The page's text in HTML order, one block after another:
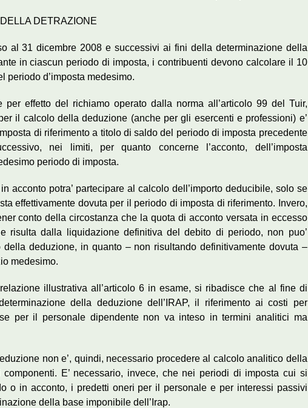
DETRAZIONE
al 31 dicembre 2008 e successivi ai fini della determinazione della
in ciascun periodo di imposta, i contribuenti devono calcolare il 10
periodo d’imposta medesimo.
effetto del richiamo operato dalla norma all’articolo 99 del Tuir,
il calcolo della deduzione (anche per gli esercenti e professioni) e’
di riferimento a titolo di saldo del periodo di imposta precedente
nei limiti, per quanto concerne l’acconto, dell’imposta
periodo di imposta.
acconto potra’ partecipare al calcolo dell’importo deducibile, solo se
effettivamente dovuta per il periodo di imposta di riferimento. Invero,
conto della circostanza che la quota di acconto versata in eccesso
risulta dalla liquidazione definitiva del debito di periodo, non puo’
deduzione, in quanto – non risultando definitivamente dovuta –
medesimo.
illustrativa all’articolo 6 in esame, si ribadisce che al fine di
della deduzione dell’IRAP, il riferimento ai costi per
per il personale dipendente non va inteso in termini analitici ma
non e’, quindi, necessario procedere al calcolo analitico della
E’ necessario, invece, che nei periodi di imposta cui si
o in acconto, i predetti oneri per il personale e per interessi passivi
della base imponibile dell’Irap.